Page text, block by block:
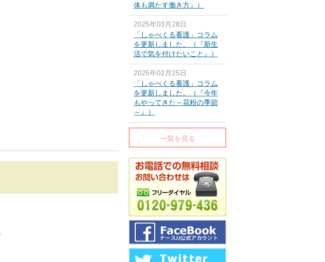
体も満たす働き方』）
2025年03月28日
「しゃべくる看護」コラム
を更新しました。（『新生
活で気を付けたいこと』）
2025年02月25日
「しゃべくる看護」コラム
を更新しました。（『今年
もやってきた～花粉の季節
～』）
一覧を見る